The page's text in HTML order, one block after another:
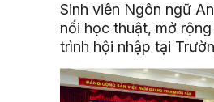
Sinh viên Ngôn ngữ
nối học thuật, mở rộng
trình hội nhập tại
học Quốc gia Malaysia